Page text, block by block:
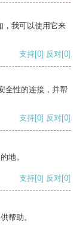
，我可以使用它来
支持[0] 反对[0]
全性的连接，并帮
支持[0] 反对[0]
地。
支持[0] 反对[0]
帮助。